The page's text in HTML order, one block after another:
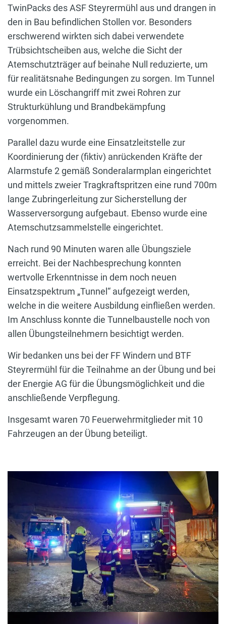
TwinPacks des ASF Steyrermühl aus und drangen in
den in Bau befindlichen Stollen vor. Besonders
erschwerend wirkten sich dabei verwendete
Trübsichtscheiben aus, welche die Sicht der
Atemschutzträger auf beinahe Null reduzierte, um
für realitätsnahe Bedingungen zu sorgen. Im Tunnel
wurde ein Löschangriff mit zwei Rohren zur
Strukturkühlung und Brandbekämpfung
vorgenommen.
Parallel dazu wurde eine Einsatzleitstelle zur
Koordinierung der (fiktiv) anrückenden Kräfte der
Alarmstufe 2 gemäß Sonderalarmplan eingerichtet
und mittels zweier Tragkraftspritzen eine rund 700m
lange Zubringerleitung zur Sicherstellung der
Wasserversorgung aufgebaut. Ebenso wurde eine
Atemschutzsammelstelle eingerichtet.
Nach rund 90 Minuten waren alle Übungsziele
erreicht. Bei der Nachbesprechung konnten
wertvolle Erkenntnisse in dem noch neuen
Einsatzspektrum „Tunnel“ aufgezeigt werden,
welche in die weitere Ausbildung einfließen werden.
Im Anschluss konnte die Tunnelbaustelle noch von
allen Übungsteilnehmern besichtigt werden.
Wir bedanken uns bei der FF Windern und BTF
Steyrermühl für die Teilnahme an der Übung und bei
der Energie AG für die Übungsmöglichkeit und die
anschließende Verpflegung.
Insgesamt waren 70 Feuerwehrmitglieder mit 10
Fahrzeugen an der Übung beteiligt.